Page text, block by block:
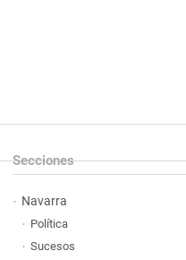
Secciones
Navarra
Política
Sucesos